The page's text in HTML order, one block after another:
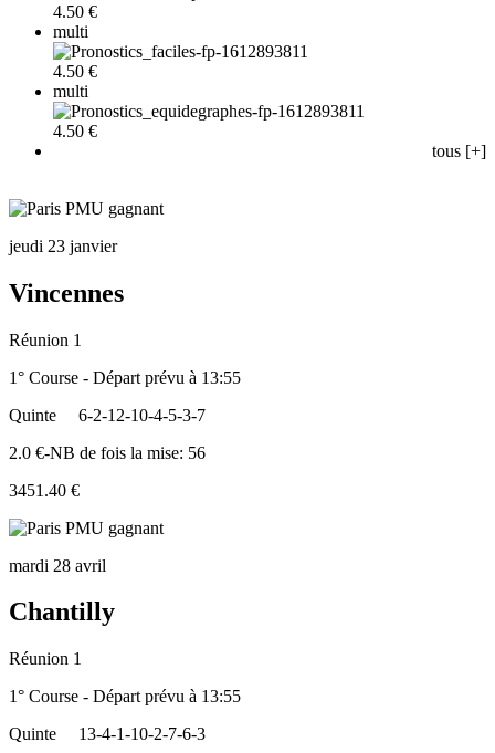
4.50 €
multi
4.50 €
multi
4.50 €
tous [+]
jeudi 23 janvier
Vincennes
Réunion 1
1° Course - Départ prévu à 13:55
Quinte
6-2-12-10-4-5-3-7
2.0 €-NB de fois la mise: 56
3451.40 €
mardi 28 avril
Chantilly
Réunion 1
1° Course - Départ prévu à 13:55
Quinte
13-4-1-10-2-7-6-3